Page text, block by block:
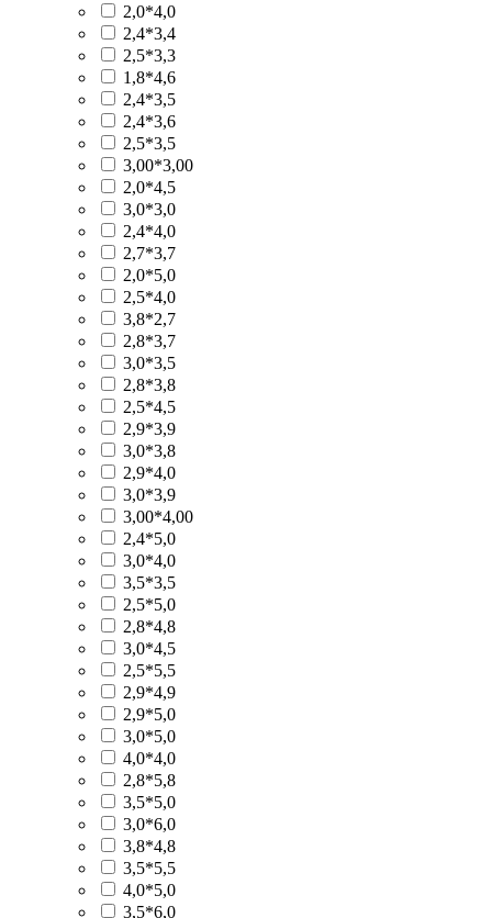
2,0*4,0
2,4*3,4
2,5*3,3
1,8*4,6
2,4*3,5
2,4*3,6
2,5*3,5
3,00*3,00
2,0*4,5
3,0*3,0
2,4*4,0
2,7*3,7
2,0*5,0
2,5*4,0
3,8*2,7
2,8*3,7
3,0*3,5
2,8*3,8
2,5*4,5
2,9*3,9
3,0*3,8
2,9*4,0
3,0*3,9
3,00*4,00
2,4*5,0
3,0*4,0
3,5*3,5
2,5*5,0
2,8*4,8
3,0*4,5
2,5*5,5
2,9*4,9
2,9*5,0
3,0*5,0
4,0*4,0
2,8*5,8
3,5*5,0
3,0*6,0
3,8*4,8
3,5*5,5
4,0*5,0
3,5*6,0